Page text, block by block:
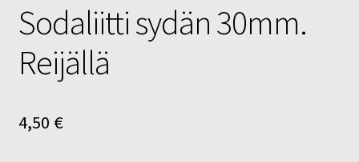
Sodaliitti sydän 30mm.
Reijällä
4,50 €